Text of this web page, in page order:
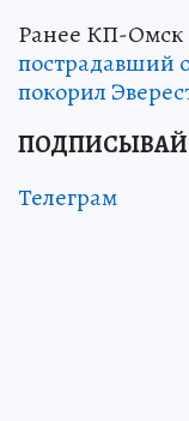
Ранее КП-Омск
пострадавший
покорил
Телеграм